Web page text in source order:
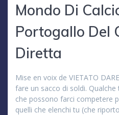
Mondo Di
Portogallo Del
Diretta
Mise en voix de VIETATO
fare un sacco di soldi.
che possono farci competere
quelli che elenchi tu (che